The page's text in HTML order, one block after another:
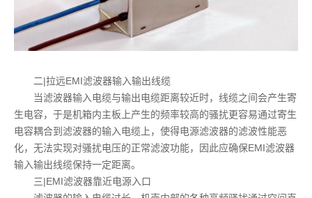
二|拉远EMI滤波器输入输出线缆
当滤波器输入电缆与输出电缆距离较近时，线缆之间会产生寄
生电容，于是机箱内主板上产生的频率较高的骚扰更容易通过寄生
电容耦合到滤波器的输入电缆上，使得电源滤波器的滤波性能恶
化，无法实现对骚扰电压的正常滤波功能，因此应确保EMI滤波器
输入输出线缆保持一定距离。
三|EMI滤波器靠近电源入口